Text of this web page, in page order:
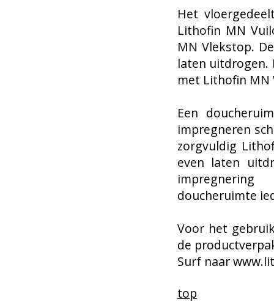
Het
Lithofin MN
MN Vlekstop.
laten uitdrogen.
met Lithofin MN
Een
impregneren
zorgvuldig
even laten
doucheruimte
Voor het
de
Surf naar
top